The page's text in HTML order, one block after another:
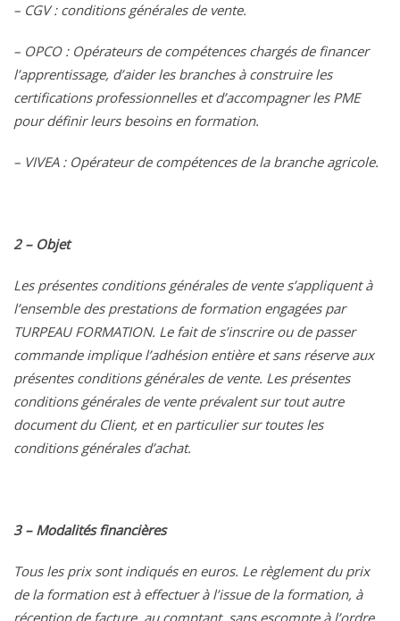
– CGV : conditions générales de vente.
– OPCO : Opérateurs de compétences chargés de financer
l’apprentissage, d’aider les branches à construire les
certifications professionnelles et d’accompagner les PME
pour définir leurs besoins en formation.
– VIVEA : Opérateur de compétences de la branche agricole.
2 – Objet
Les présentes conditions générales de vente s’appliquent à
l’ensemble des prestations de formation engagées par
TURPEAU FORMATION. Le fait de s’inscrire ou de passer
commande implique l’adhésion entière et sans réserve aux
présentes conditions générales de vente. Les présentes
conditions générales de vente prévalent sur tout autre
document du Client, et en particulier sur toutes les
conditions générales d’achat.
3 – Modalités financières
Tous les prix sont indiqués en euros. Le règlement du prix
de la formation est à effectuer à l’issue de la formation, à
réception de facture, au comptant, sans escompte à l’ordre